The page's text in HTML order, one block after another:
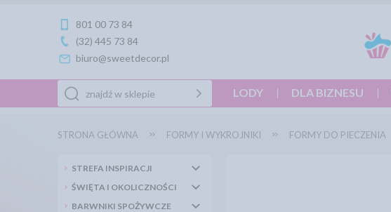
801 00 73 84
(32) 445 73 84
biuro@sweetdecor.pl
LODY DLA BIZNESU
STRONA GŁÓWNA FORMY I WYKROJNIKI FORMY DO PIECZENIA
STREFA INSPIRACJI
ŚWIĘTA I OKOLICZNOŚCI
BARWNIKI SPOŻYWCZE